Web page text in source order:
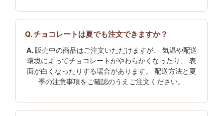
チョコレートは夏でも注文できますか？
販売中の商品はご注文いただけますが、 気温や配送
環境によってチョコレートがやわらかくなったり、 表
面が白くなったりする場合があります。 配送方法と夏
季の注意事項をご確認のうえご注文ください。